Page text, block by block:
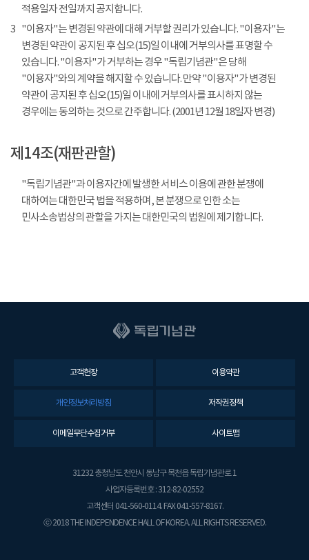
적용일자 전일까지 공지합니다.
3 "이용자"는 변경된 약관에 대해 거부할 권리가 있습니다. "이용자"는
변경된 약관이 공지된 후 십오(15)일 이내에 거부의사를 표명할 수
있습니다. "이용자"가 거부하는 경우 "독립기념관"은 당해
"이용자"와의 계약을 해지할 수 있습니다. 만약 "이용자"가 변경된
약관이 공지된 후 십오(15)일 이내에 거부의사를 표시하지 않는
경우에는 동의하는 것으로 간주합니다. (2001년 12월 18일자 변경)
제14조(재판관할)
"독립기념관"과 이용자간에 발생한 서비스 이용에 관한 분쟁에
대하여는 대한민국 법을 적용하며, 본 분쟁으로 인한 소는
민사소송법상의 관할을 가지는 대한민국의 법원에 제기합니다.
고객헌장 이용약관
개인정보처리방침 저작권정책
이메일무단수집거부 사이트맵
31232 충청남도 천안시 동남구 목천읍 독립기념관로 1
사업자등록번호 : 312-82-02552
고객센터 041-560-0114. FAX 041-557-8167.
ⓒ 2018 THE INDEPENDENCE HALL OF KOREA. ALL RIGHTS RESERVED.